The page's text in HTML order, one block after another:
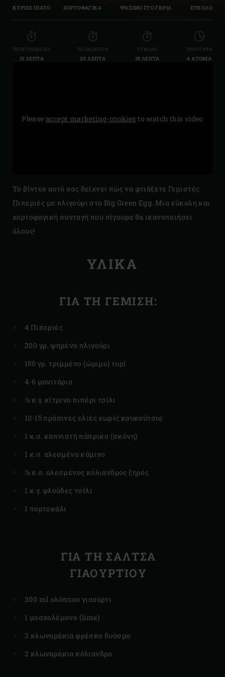
ΚΥΡΙΩΣ ΠΙΑΤΟ ΧΟΡΤΟΦΑΓΙΚΑ ΨΗΣΙΜΟ ΣΤΟ ΓΚΡΙΛ ΕΥΚΟΛΟ
ΠΡΟΕΤΟΙΜΑΣΊΑ
15 ΛΕΠΤΆ
ΠΑΡΑΣΚΕΥΉ
20 ΛΕΠΤΆ
ΣΎΝΟΛΟ
35 ΛΕΠΤΆ
ΠΟΣΌΤΗΤΑ
4 ΆΤΟΜΑ
Pleaseaccept marketing-cookies to watch this video
Το βίντεο αυτό σας δείχνει πώς να φτιάξετε Γεμιστές
Πιπεριές με πλιγούρι στο Big Green Egg. Μια εύκολη και
χορτοφαγική συνταγή που σίγουρα θα ικανοποιήσει
όλους!
ΥΛΙΚΆ
ΓΙΑ ΤΗ ΓΈΜΙΣΗ:
4 Πιπεριές
200 γρ. ψημένο πλιγούρι
150 γρ. τριμμένο (ώριμο) τυρί
4-6 μανιτάρια
½ κ.γ. κίτρινο πιπέρι τσίλι
10-15 πράσινες ελιές χωρίς κουκούτσια
1 κ.σ. καπνιστή πάπρικα (σκόνη)
1 κ.σ. αλεσμένο κύμινο
½ κ.σ. αλεσμένος κόλιανδρος ξηρός
1 κ.γ. φλούδες τσίλι
1 πορτοκάλι
ΓΙΑ ΤΗ ΣΆΛΤΣΑ
ΓΙΑΟΥΡΤΙΟΎ
300 ml ολόπαχο γιαούρτι
1 μοσχολέμονο (lime)
2 κλωναράκια φρέσκο δυόσμο
2 κλωναράκια κόλιανδρο